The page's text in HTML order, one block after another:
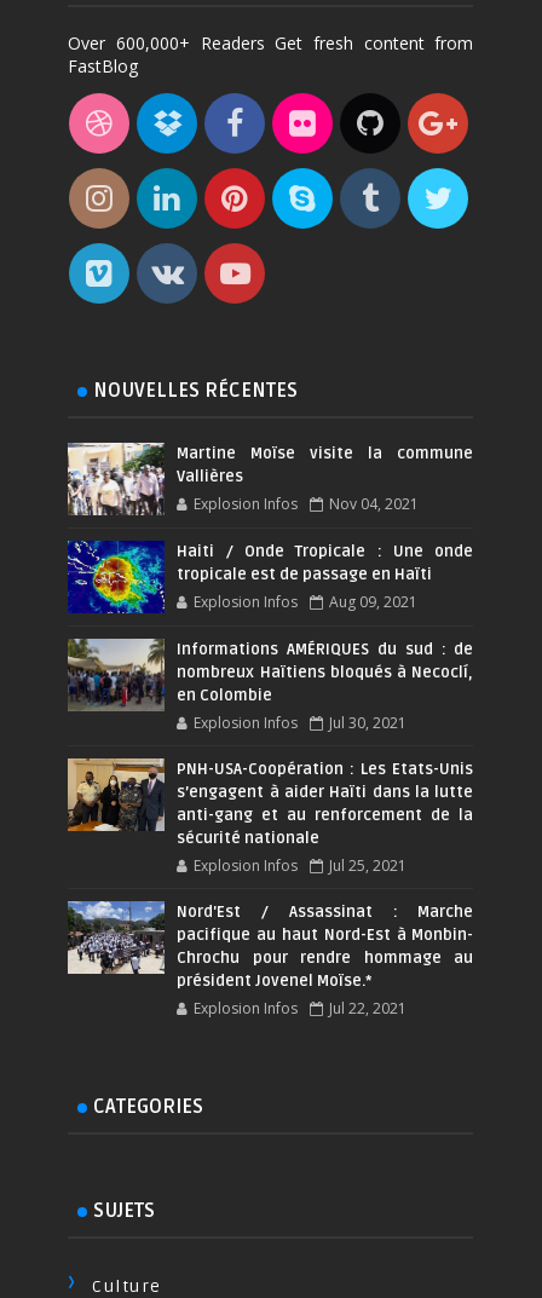
Over 600,000+ Readers Get fresh content from
FastBlog
NOUVELLES RÉCENTES
Martine Moïse visite la commune
Vallières
Explosion Infos Nov 04, 2021
Haiti / Onde Tropicale : Une onde
tropicale est de passage en Haïti
Explosion Infos Aug 09, 2021
Informations AMÉRIQUES du sud : de
nombreux Haïtiens bloqués à Necoclí,
en Colombie
Explosion Infos Jul 30, 2021
PNH-USA-Coopération : Les Etats-Unis
s’engagent à aider Haïti dans la lutte
anti-gang et au renforcement de la
sécurité nationale
Explosion Infos Jul 25, 2021
Nord'Est / Assassinat : Marche
pacifique au haut Nord-Est à Monbin-
Chrochu pour rendre hommage au
président Jovenel Moïse.*
Explosion Infos Jul 22, 2021
CATEGORIES
SUJETS
Culture